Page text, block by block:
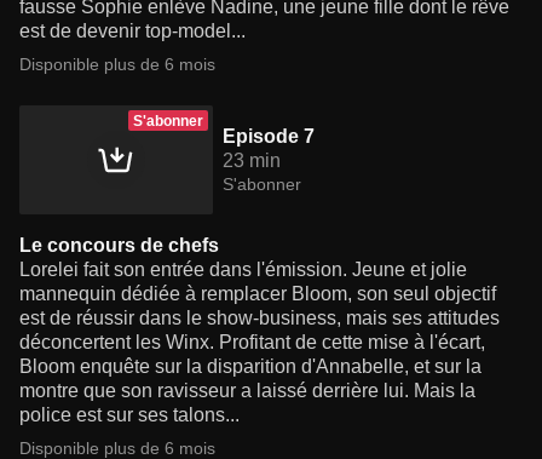
fausse Sophie enlève Nadine, une jeune fille dont le rêve
est de devenir top-model...
Disponible plus de 6 mois
S'abonner
Episode 7
23 min
S'abonner
Le concours de chefs
Lorelei fait son entrée dans l'émission. Jeune et jolie
mannequin dédiée à remplacer Bloom, son seul objectif
est de réussir dans le show-business, mais ses attitudes
déconcertent les Winx. Profitant de cette mise à l'écart,
Bloom enquête sur la disparition d'Annabelle, et sur la
montre que son ravisseur a laissé derrière lui. Mais la
police est sur ses talons...
Disponible plus de 6 mois